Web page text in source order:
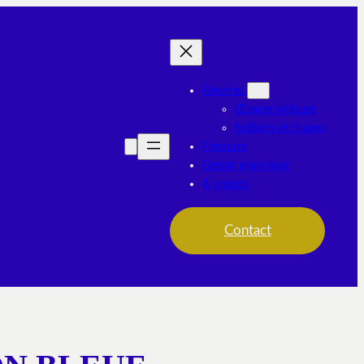
Oeuvres
Œuvres uniques
Editions et tirages
Fresques
Design graphique
A propos
Contact